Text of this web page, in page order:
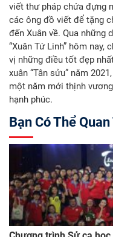
viết thư pháp chứa đựng
các ông đồ viết để tặng
đến Xuân về. Qua những
“Xuân Tứ Linh” hôm
vị những điều tốt đẹp
xuân “Tân sửu” năm
một năm mới thịnh
hạnh phúc.
Bạn Có Thể Quan